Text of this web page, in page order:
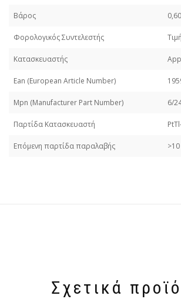
Βάρος
Φορολογικός Συντελεστής
Κατασκευαστής
Εan (European Article Number)
Mpn (Manufacturer Part Number) 6/
Παρτίδα Κατασκευαστή
Επόμενη παρτίδα παραλαβής
Σχετικά